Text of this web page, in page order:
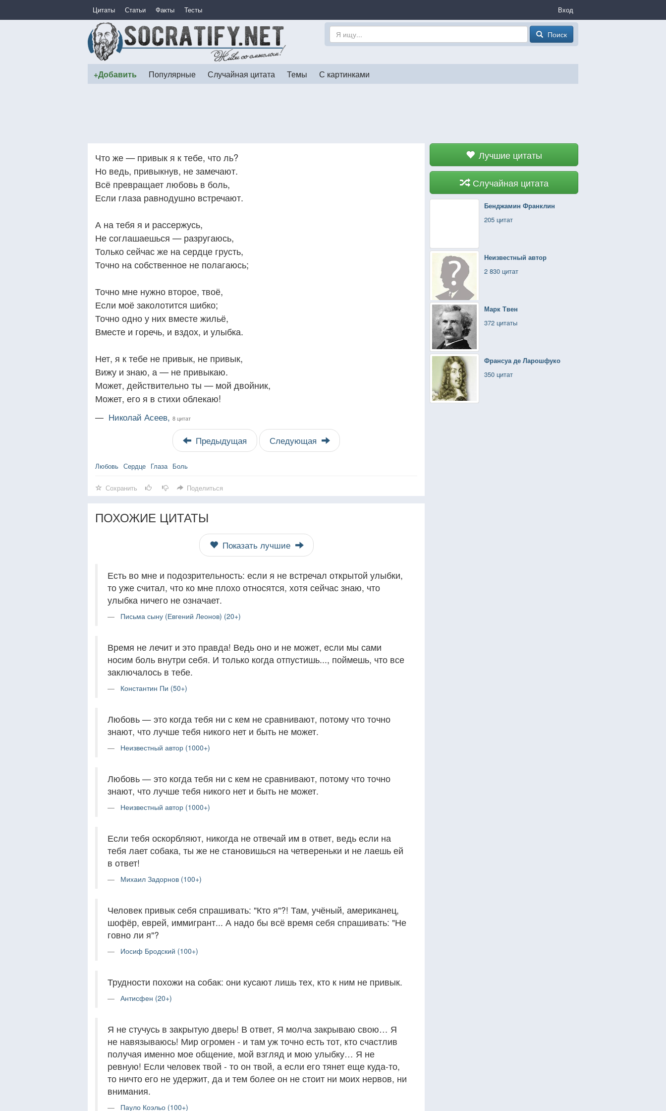
Цитаты Статьи Факты Тесты Вход
Поиск
+Добавить Популярные Случайная цитата Темы С картинками
Лучшие цитаты
Случайная цитата
Бенджамин Франклин
205 цитат
Неизвестный автор
2 830 цитат
Марк Твен
372 цитаты
Франсуа де Ларошфуко
350 цитат
Что же — привык я к тебе, что ль?
Но ведь, привыкнув, не замечают.
Всё превращает любовь в боль,
Если глаза равнодушно встречают.
А на тебя я и рассержусь,
Не соглашаешься — разругаюсь,
Только сейчас же на сердце грусть,
Точно на собственное не полагаюсь;
Точно мне нужно второе, твоё,
Если моё заколотится шибко;
Точно одно у них вместе жильё,
Вместе и горечь, и вздох, и улыбка.
Нет, я к тебе не привык, не привык,
Вижу и знаю, а — не привыкаю.
Может, действительно ты — мой двойник,
Может, его я в стихи облекаю!
— Николай Асеев, 8 цитат
Предыдущая Следующая
Любовь Сердце Глаза Боль
Сохранить Поделиться
ПОХОЖИЕ ЦИТАТЫ
Показать лучшие
Есть во мне и подозрительность: если я не встречал открытой улыбки,
то уже считал, что ко мне плохо относятся, хотя сейчас знаю, что
улыбка ничего не означает.
Письма сыну (Евгений Леонов) (20+)
Время не лечит и это правда! Ведь оно и не может, если мы сами
носим боль внутри себя. И только когда отпустишь..., поймешь, что все
заключалось в тебе.
Константин Пи (50+)
Любовь — это когда тебя ни с кем не сравнивают, потому что точно
знают, что лучше тебя никого нет и быть не может.
Неизвестный автор (1000+)
Любовь — это когда тебя ни с кем не сравнивают, потому что точно
знают, что лучше тебя никого нет и быть не может.
Неизвестный автор (1000+)
Если тебя оскорбляют, никогда не отвечай им в ответ, ведь если на
тебя лает собака, ты же не становишься на четвереньки и не лаешь ей
в ответ!
Михаил Задорнов (100+)
Человек привык себя спрашивать: "Кто я"?! Там, учёный, американец,
шофёр, еврей, иммигрант... А надо бы всё время себя спрашивать: "Не
говно ли я"?
Иосиф Бродский (100+)
Трудности похожи на собак: они кусают лишь тех, кто к ним не привык.
Антисфен (20+)
Я не стучусь в закрытую дверь! В ответ, Я молча закрываю свою… Я
не навязываюсь! Мир огромен - и там уж точно есть тот, кто счастлив
получая именно мое общение, мой взгляд и мою улыбку… Я не
ревную! Если человек твой - то он твой, а если его тянет еще куда-то,
то ничто его не удержит, да и тем более он не стоит ни моих нервов, ни
внимания.
Пауло Коэльо (100+)